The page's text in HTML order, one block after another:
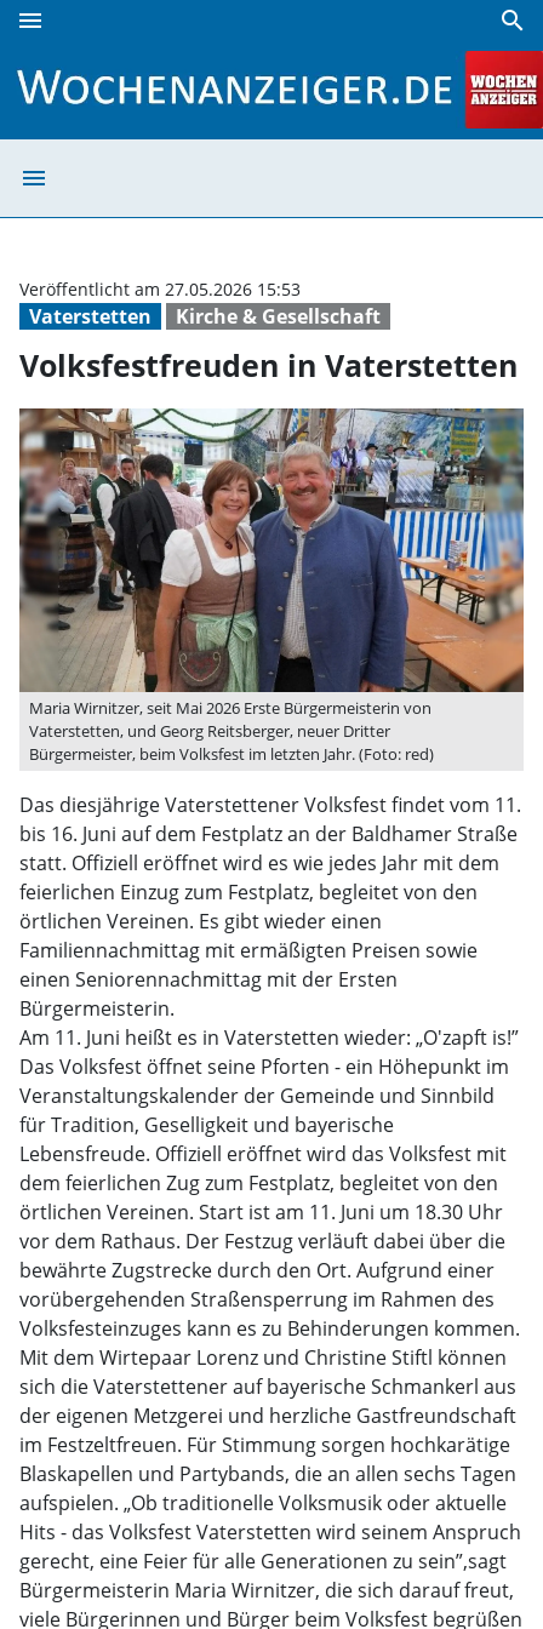
menu search
menu
Vaterstetten Kirche & Gesellschaft
Veröffentlicht am 27.05.2026 15:53
Volksfestfreuden in Vaterstetten
Maria Wirnitzer, seit Mai 2026 Erste Bürgermeisterin von
Vaterstetten, und Georg Reitsberger, neuer Dritter
Bürgermeister, beim Volksfest im letzten Jahr. (Foto: red)
Das diesjährige Vaterstettener Volksfest findet vom 11.
bis 16. Juni auf dem Festplatz an der Baldhamer Straße
statt. Offiziell eröffnet wird es wie jedes Jahr mit dem
feierlichen Einzug zum Festplatz, begleitet von den
örtlichen Vereinen. Es gibt wieder einen
Familiennachmittag mit ermäßigten Preisen sowie
einen Seniorennachmittag mit der Ersten
Bürgermeisterin.
Am 11. Juni heißt es in Vaterstetten wieder: „O'zapft is!”
Das Volksfest öffnet seine Pforten - ein Höhepunkt im
Veranstaltungskalender der Gemeinde und Sinnbild
für Tradition, Geselligkeit und bayerische
Lebensfreude. Offiziell eröffnet wird das Volksfest mit
dem feierlichen Zug zum Festplatz, begleitet von den
örtlichen Vereinen. Start ist am 11. Juni um 18.30 Uhr
vor dem Rathaus. Der Festzug verläuft dabei über die
bewährte Zugstrecke durch den Ort. Aufgrund einer
vorübergehenden Straßensperrung im Rahmen des
Volksfesteinzuges kann es zu Behinderungen kommen.
Mit dem Wirtepaar Lorenz und Christine Stiftl können
sich die Vaterstettener auf bayerische Schmankerl aus
der eigenen Metzgerei und herzliche Gastfreundschaft
im Festzeltfreuen. Für Stimmung sorgen hochkarätige
Blaskapellen und Partybands, die an allen sechs Tagen
aufspielen. „Ob traditionelle Volksmusik oder aktuelle
Hits - das Volksfest Vaterstetten wird seinem Anspruch
gerecht, eine Feier für alle Generationen zu sein”,sagt
Bürgermeisterin Maria Wirnitzer, die sich darauf freut,
viele Bürgerinnen und Bürger beim Volksfest begrüßen